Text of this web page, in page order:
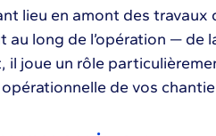
lieu en amont des
long de l’opération — de
il joue un rôle
de vos